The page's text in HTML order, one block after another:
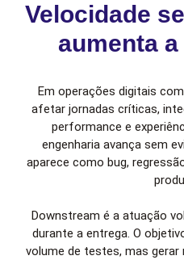
Velocidade
aumenta
Em operações digitais
afetar jornadas críticas,
performance e
engenharia avança sem
aparece como bug,
Downstream é a atuação
durante a entrega. O
volume de testes, mas gerar